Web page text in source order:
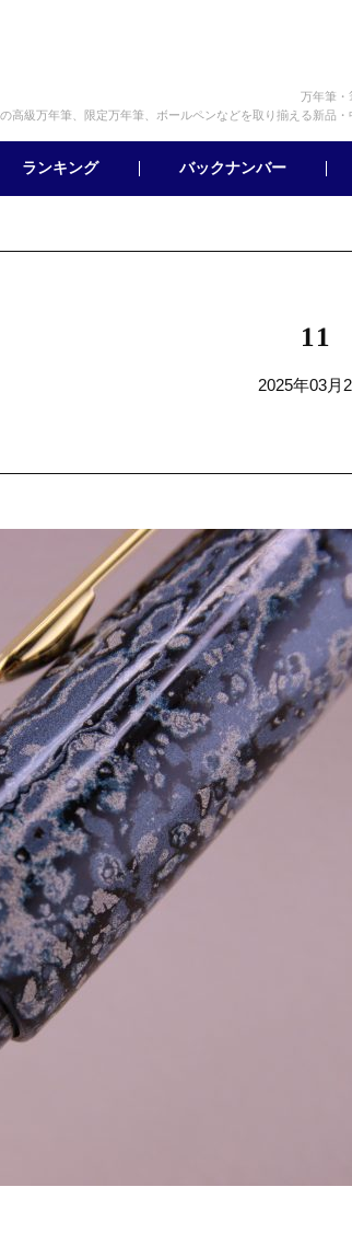
万年筆・
高級万年筆、限定万年筆、ボールペンなどを取り揃える新品
ランキング バックナンバー
11
2025年03月